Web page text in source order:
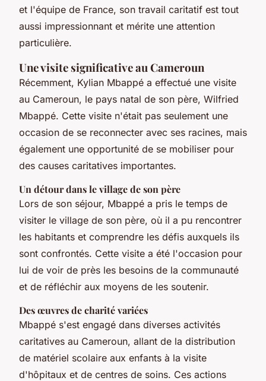
et l'équipe de France, son travail caritatif est tout
aussi impressionnant et mérite une attention
particulière.
Une visite significative au Cameroun
Récemment, Kylian Mbappé a effectué une visite
au Cameroun, le pays natal de son père, Wilfried
Mbappé. Cette visite n'était pas seulement une
occasion de se reconnecter avec ses racines, mais
également une opportunité de se mobiliser pour
des causes caritatives importantes.
Un détour dans le village de son père
Lors de son séjour, Mbappé a pris le temps de
visiter le village de son père, où il a pu rencontrer
les habitants et comprendre les défis auxquels ils
sont confrontés. Cette visite a été l'occasion pour
lui de voir de près les besoins de la communauté
et de réfléchir aux moyens de les soutenir.
Des œuvres de charité variées
Mbappé s'est engagé dans diverses activités
caritatives au Cameroun, allant de la distribution
de matériel scolaire aux enfants à la visite
d'hôpitaux et de centres de soins. Ces actions